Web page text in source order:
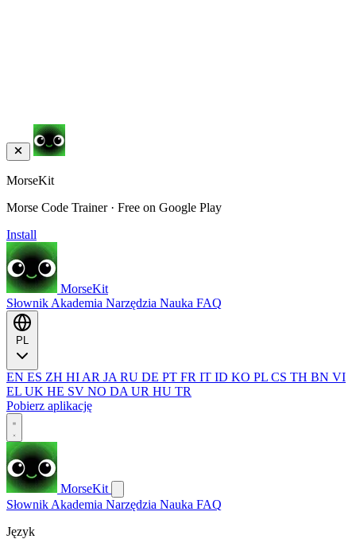
MorseKit
Morse Code Trainer · Free on Google Play
Install
MorseKit
Słownik Akademia Narzędzia Nauka FAQ
EN ES ZH HI AR JA RU DE PT FR IT ID KO PL CS TH BN VI
EL UK HE SV NO DA UR HU TR
Pobierz aplikację
MorseKit
Słownik Akademia Narzędzia Nauka FAQ
Język